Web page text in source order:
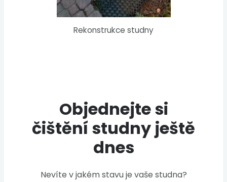
Rekonstrukce studny
Objednejte si
čištění studny ještě
dnes
Nevíte v jakém stavu je vaše studna?